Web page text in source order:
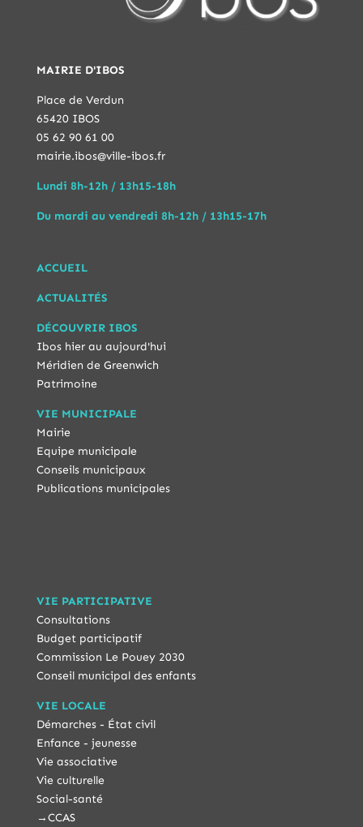
MAIRIE D'IBOS
Place de Verdun
65420 IBOS
05 62 90 61 00
mairie.ibos@ville-ibos.fr
Lundi 8h-12h / 13h15-18h
Du mardi au vendredi 8h-12h / 13h15-17h
ACCUEIL
ACTUALITÉS
DÉCOUVRIR IBOS
Ibos hier au aujourd'hui
Méridien de Greenwich
Patrimoine
VIE MUNICIPALE
Mairie
Equipe municipale
Conseils municipaux
Publications municipales
VIE PARTICIPATIVE
Consultations
Budget participatif
Commission Le Pouey 2030
Conseil municipal des enfants
VIE LOCALE
Démarches - État civil
Enfance - jeunesse
Vie associative
Vie culturelle
Social-santé
→CCAS